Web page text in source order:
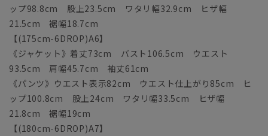
ップ98.8cm 股上23.5cm ワタリ幅32.9cm ヒザ幅
21.5cm 裾幅18.7cm
【(175cm-6DROP)A6】
《ジャケット》着丈73cm バスト106.5cm ウエスト
93.5cm 肩幅45.7cm 袖丈61cm
《パンツ》ウエスト表示82cm ウエスト仕上がり85cm ヒ
ップ100.8cm 股上24cm ワタリ幅33.5cm ヒザ幅
21.8cm 裾幅19cm
【(180cm-6DROP)A7】